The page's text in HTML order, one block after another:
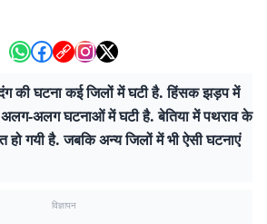
की घटना कई जिलों में घटी है. हिंसक झड़प में
अलग-अलग घटनाओं में घटी है. बेतिया में पथराव के
हो गयी है. जबकि अन्य जिलों में भी ऐसी घटनाएं
विज्ञापन